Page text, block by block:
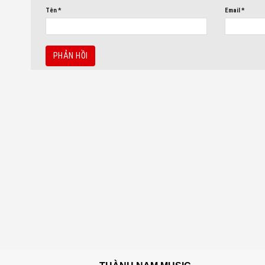
Tên* Email*